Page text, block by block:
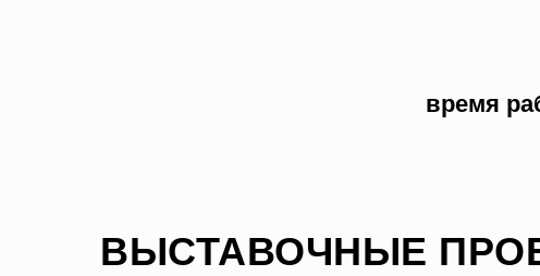
ВЫСТАВОЧНЫЕ